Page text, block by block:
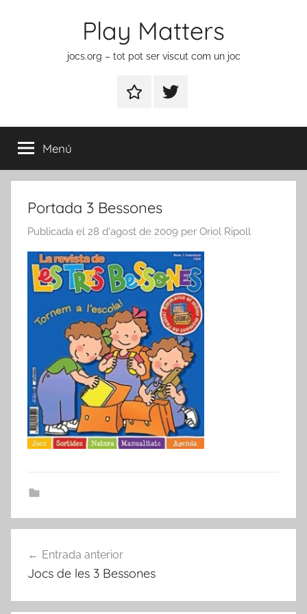
Play Matters
jocs.org – tot pot ser viscut com un joc
ContactarElement
menú
Menú
Portada 3 Bessones
Publicada el 28 d'agost de 2009 per Oriol Ripoll
d'entrades
Entrada anterior
Jocs de les 3 Bessones